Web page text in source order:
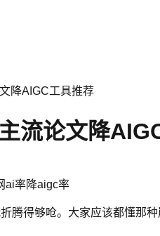
降AIGC工具推荐
流论文降
ai率降aigc率
腾得够呛。大家应该都懂那